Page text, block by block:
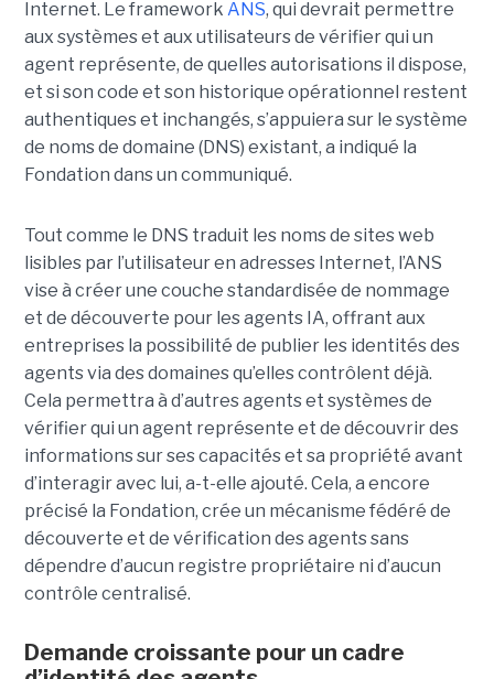
Internet. Le framework ANS, qui devrait permettre
aux systèmes et aux utilisateurs de vérifier qui un
agent représente, de quelles autorisations il dispose,
et si son code et son historique opérationnel restent
authentiques et inchangés, s’appuiera sur le système
de noms de domaine (DNS) existant, a indiqué la
Fondation dans un communiqué.
Tout comme le DNS traduit les noms de sites web
lisibles par l’utilisateur en adresses Internet, l’ANS
vise à créer une couche standardisée de nommage
et de découverte pour les agents IA, offrant aux
entreprises la possibilité de publier les identités des
agents via des domaines qu’elles contrôlent déjà.
Cela permettra à d’autres agents et systèmes de
vérifier qui un agent représente et de découvrir des
informations sur ses capacités et sa propriété avant
d’interagir avec lui, a-t-elle ajouté. Cela, a encore
précisé la Fondation, crée un mécanisme fédéré de
découverte et de vérification des agents sans
dépendre d’aucun registre propriétaire ni d’aucun
contrôle centralisé.
Demande croissante pour un cadre